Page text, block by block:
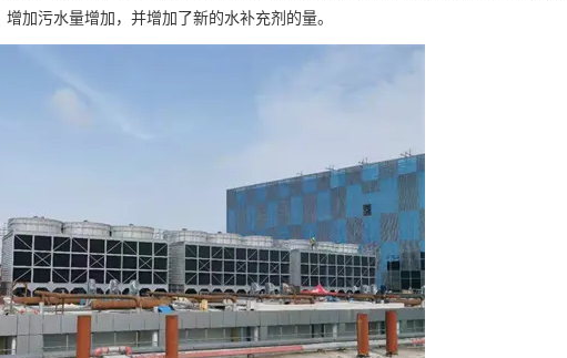
加污水量增加，并增加了新的水补充剂的量。